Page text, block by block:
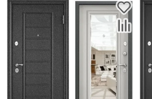
Adden Bau
AGB
Albero
Aldeghi Luigi
Alvero